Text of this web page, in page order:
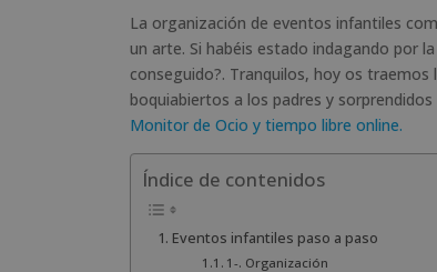
La organización de eventos infantiles
un arte. Si habéis estado indagando por
conseguido?. Tranquilos, hoy os
boquiabiertos a los padres y
Monitor de Ocio y tiempo libre online.
Índice de contenidos
Eventos infantiles paso a paso
1-. Organización